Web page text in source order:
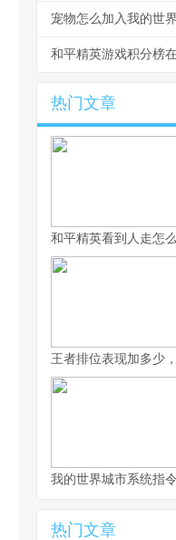
宠物怎么加入我的世
和平精英游戏积分榜
热门文章
和平精英看到人走怎
王者排位表现加多少
我的世界城市系统指
热门文章